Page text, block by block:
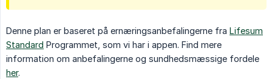
Denne plan er baseret på ernæringsanbefalingerne fra Lifesum
Standard Programmet, som vi har i appen. Find mere
information om anbefalingerne og sundhedsmæssige fordele
her.